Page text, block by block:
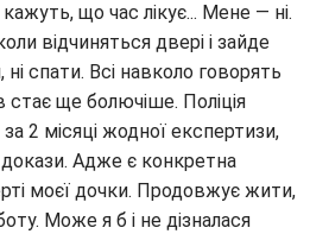
що час лікує... Мене — ні.
відчиняться двері і зайде
ні спати. Всі навколо говорять
стає ще болючіше. Поліція
2 місяці жодної експертизи,
Адже є конкретна
моєї дочки. Продовжує жити,
Може я б і не дізналася